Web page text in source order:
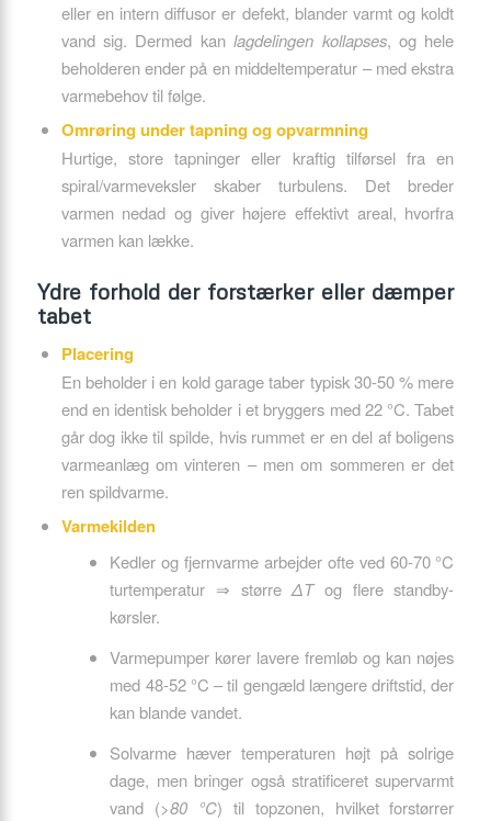
eller en intern diffusor er defekt, blander varmt og koldt
vand sig. Dermed kanlagdelingen kollapses, og hele
beholderen ender på en middeltemperatur – med ekstra
varmebehov til følge.
Omrøring under tapning og opvarmning
Hurtige, store tapninger eller kraftig tilførsel fra en
spiral/varmeveksler skaber turbulens. Det breder
varmen nedad og giver højere effektivt areal, hvorfra
varmen kan lække.
Ydre forhold der forstærker eller dæmper
tabet
Placering
En beholder i en kold garage taber typisk 30-50 % mere
end en identisk beholder i et bryggers med 22 °C. Tabet
går dog ikke til spilde, hvis rummet er en del af boligens
varmeanlæg om vinteren – men om sommeren er det
ren spildvarme.
Varmekilden
Kedler og fjernvarme arbejder ofte ved 60-70 °C
turtemperatur ⇒ størreΔTog flere standby-
kørsler.
Varmepumper kører lavere fremløb og kan nøjes
med 48-52 °C – til gengæld længere driftstid, der
kan blande vandet.
Solvarme hæver temperaturen højt på solrige
dage, men bringer også stratificeret supervarmt
vand (>80 °C) til topzonen, hvilket forstørrer